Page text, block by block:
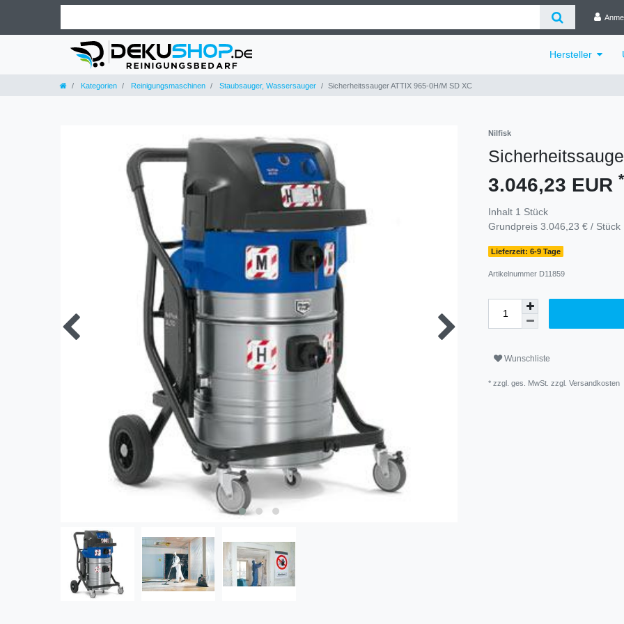
Hersteller
Kategorien Reinigungsmaschinen Staubsauger, Wassersauger Sicherheitssauger ATTIX 965-0H/M SD XC
Nilfisk
3.046,23 EUR *
Inhalt 1 Stück
Grundpreis 3.046,23 € / Stück
Lieferzeit: 6-9 Tage
Artikelnummer D11859
Wunschliste
* zzgl. ges. MwSt. zzgl. Versandkosten